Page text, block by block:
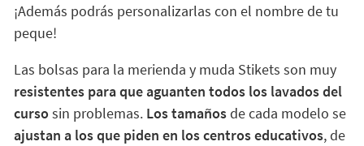
¡Además podrás personalizarlas con el nombre de tu
peque!
Las bolsas para la merienda y muda Stikets son muy
resistentes para que aguanten todos los lavados del
cursosin problemas.Los tamañosde cada modelo se
ajustan a los que piden en los centros educativos, de